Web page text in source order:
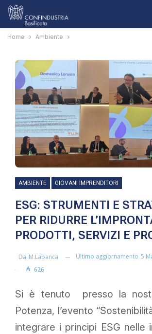
Home Ambiente
AMBIENTE GIOVANI IMPRENDITORI
ESG: STRUMENTI E
PER RIDURRE
PRODOTTI, SERVIZI E
Da M.labanca Ultimo aggiornamento 5
626
Si è tenuto presso la
Potenza, l’evento
integrare i principi ESG nelle